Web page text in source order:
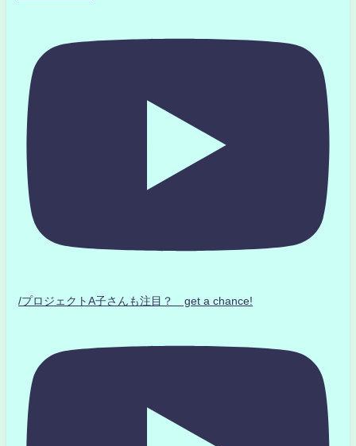
/プロジェクトA子さんも注目？ get a chance!